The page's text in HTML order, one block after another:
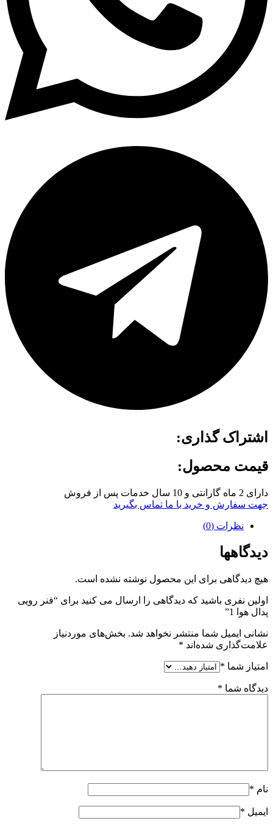
اشتراک گذاری:
قیمت محصول:
دارای 2 ماه گارانتی و 10 سال خدمات پس از فروش
جهت سفارش و خرید با ما تماس بگیرید
نظرات (0)
دیدگاهها
هیچ دیدگاهی برای این محصول نوشته نشده است.
اولین نفری باشید که دیدگاهی را ارسال می کنید برای “فنر رویی
پدال هوا 1”
نشانی ایمیل شما منتشر نخواهد شد. بخش‌های موردنیاز
علامت‌گذاری شده‌اند *
امتیاز شما *
دیدگاه شما *
نام *
ایمیل *